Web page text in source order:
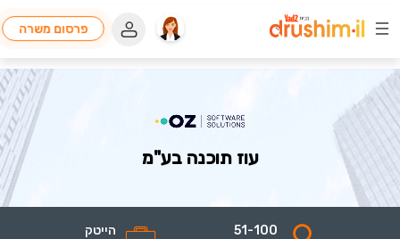
פרסום משרה
עוז תוכנה בע"מ
51-100
הייטק